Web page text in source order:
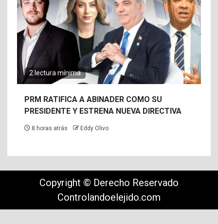
2 lectura mínima
PRM RATIFICA A ABINADER COMO SU
PRESIDENTE Y ESTRENA NUEVA DIRECTIVA
8 horas atrás Eddy Olivo
Copyright © Derecho Reservado
Controlandoelejido.com